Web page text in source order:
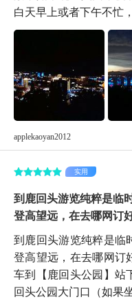
白天早上或者下午不忙
applekaoyan2012
实用
到鹿回头游览纯粹是临
登高望远，在去哪网订
到鹿回头游览纯粹是临
登高望远，在去哪网订
车到【鹿回头公园】站
回头公园大门口（如果